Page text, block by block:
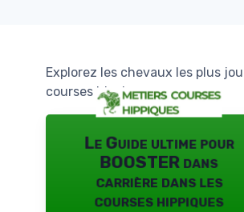
Explorez les chevaux les plus
courses hippiques.
Le Guide ultime pour
BOOSTER dans
carrière dans les
courses hippiques